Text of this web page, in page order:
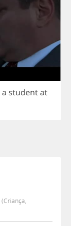
a studentat
(criança,